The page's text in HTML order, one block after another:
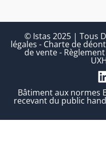
© Istas 2025 | Tous
légales - Charte de
de vente-
Bâtiment aux normes
recevant du public